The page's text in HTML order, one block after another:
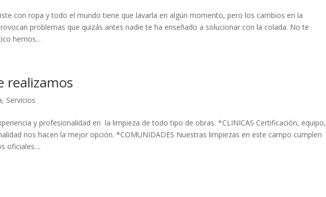
con ropa y todo el mundo tiene que lavarla en algún momento, pero los cambios en la
problemas que quizás antes nadie te ha enseñado a solucionar con la colada. No te
hemos...
realizamos
, Servicios
y profesionalidad en la limpieza de todo tipo de obras. *CLINICAS Certificación, equipo,
nos hacen la mejor opción. *COMUNIDADES Nuestras limpiezas en este campo cumplen
oficiales....